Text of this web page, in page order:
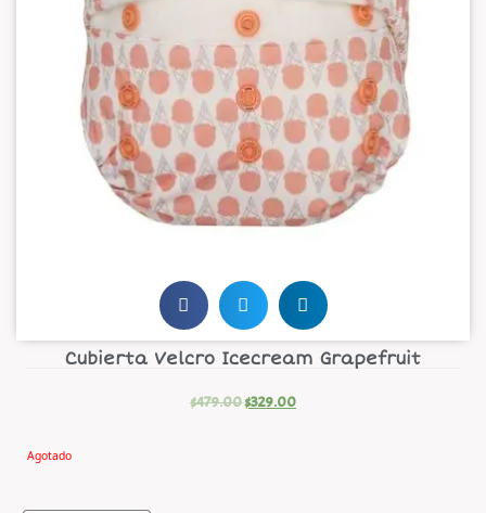
Cubierta Velcro Icecream Grapefruit
$479.00$329.00
Agotado